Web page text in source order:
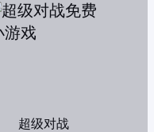
超级对战